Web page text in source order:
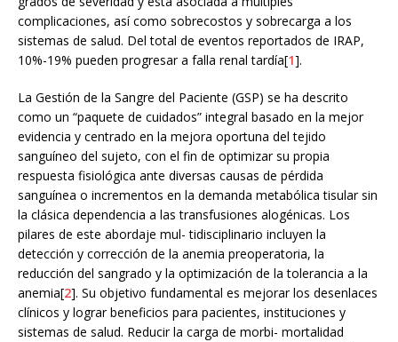
complicaciones, así como sobrecostos y sobrecarga a los
sistemas de salud. Del total de eventos reportados de IRAP,
10%-19% pueden progresar a falla renal tardía[1].
La Gestión de la Sangre del Paciente (GSP) se ha descrito
como un “paquete de cuidados” integral basado en la mejor
evidencia y centrado en la mejora oportuna del tejido
sanguíneo del sujeto, con el fin de optimizar su propia
respuesta fisiológica ante diversas causas de pérdida
sanguínea o incrementos en la demanda metabólica tisular sin
la clásica dependencia a las transfusiones alogénicas. Los
pilares de este abordaje mul- tidisciplinario incluyen la
detección y corrección de la anemia preoperatoria, la
reducción del sangrado y la optimización de la tolerancia a la
anemia[2]. Su objetivo fundamental es mejorar los desenlaces
clínicos y lograr beneficios para pacientes, instituciones y
sistemas de salud. Reducir la carga de morbi- mortalidad